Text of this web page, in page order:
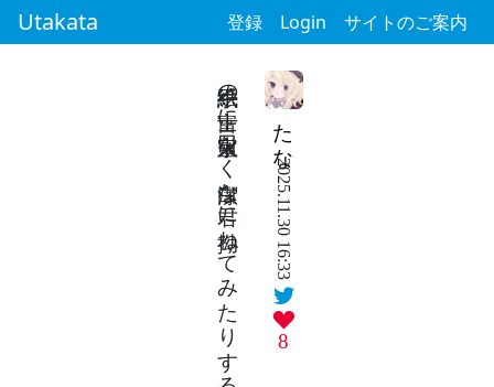
Utakata 登録 Login サイトのご案内
たな
2025.11.30 16:33
8
絵手紙の富士に宝永火口なく潔白な君に拗ねてみたりする